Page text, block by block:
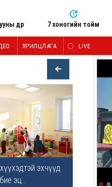
өдөр 7 хоногийн тойм
ЯРИЛЦЛАГА LIVE
эхчүүд
эц...